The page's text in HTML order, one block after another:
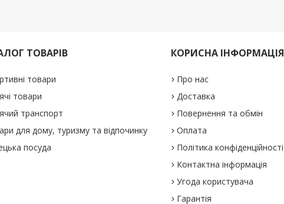
ТОВАРІВ
товари
товари
транспорт
для дому, туризму та відпочинку
посуда
КОРИСНА ІНФОРМАЦІЯ
Про нас
Доставка
Повернення та обмін
Оплата
Політика конфіденційності
Контактна інформація
Угода користувача
Гарантія